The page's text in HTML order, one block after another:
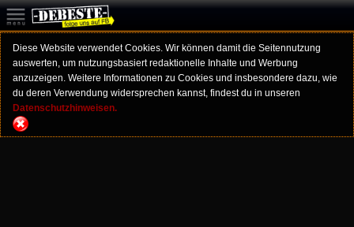
Diese Website verwendet Cookies. Wir können damit die Seitennutzung
auswerten, um nutzungsbasiert redaktionelle Inhalte und Werbung
anzuzeigen. Weitere Informationen zu Cookies und insbesondere dazu, wie
du deren Verwendung widersprechen kannst, findest du in unseren
Datenschutzhinweisen.